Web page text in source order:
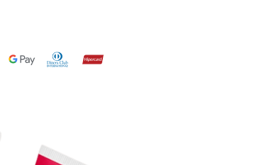
Google PayDiners ClubHipercard